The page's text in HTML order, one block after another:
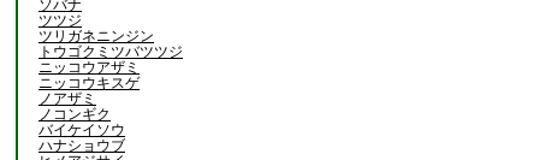
ソバナ
ツツジ
ツリガネニンジン
トウゴクミツバツツジ
ニッコウアザミ
ニッコウキスゲ
ノアザミ
ノコンギク
バイケイソウ
ハナショウブ